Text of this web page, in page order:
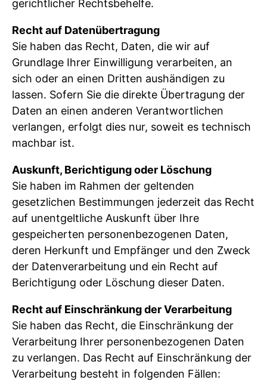
gerichtlicher Rechtsbehelfe.
Recht auf Datenübertragung
Sie haben das Recht, Daten, die wir auf
Grundlage Ihrer Einwilligung verarbeiten, an
sich oder an einen Dritten aushändigen zu
lassen. Sofern Sie die direkte Übertragung der
Daten an einen anderen Verantwortlichen
verlangen, erfolgt dies nur, soweit es technisch
machbar ist.
Auskunft, Berichtigung oder Löschung
Sie haben im Rahmen der geltenden
gesetzlichen Bestimmungen jederzeit das Recht
auf unentgeltliche Auskunft über Ihre
gespeicherten personenbezogenen Daten,
deren Herkunft und Empfänger und den Zweck
der Datenverarbeitung und ein Recht auf
Berichtigung oder Löschung dieser Daten.
Recht auf Einschränkung der Verarbeitung
Sie haben das Recht, die Einschränkung der
Verarbeitung Ihrer personenbezogenen Daten
zu verlangen. Das Recht auf Einschränkung der
Verarbeitung besteht in folgenden Fällen: